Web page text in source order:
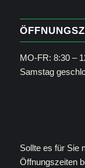
MO-FR: 8:30 –
Samstag
Sollte es für Sie
Öffnungszeiten